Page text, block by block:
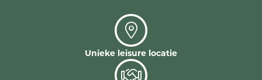
Unieke leisure locatie